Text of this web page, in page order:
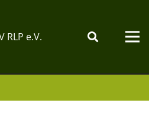
RLP e.V.